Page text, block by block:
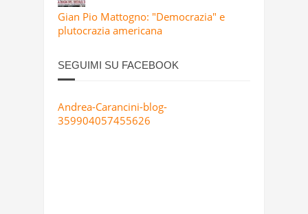
Gian Pio Mattogno: "Democrazia" e
plutocrazia americana
SEGUIMI SU FACEBOOK
Andrea-Carancini-blog-
359904057455626